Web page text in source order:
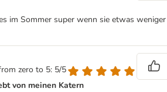
im Sommer super wenn sie etwas weniger
zero to 5: 5/5
von meinen Katern